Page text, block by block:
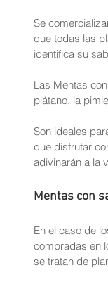
Se
que todas las
identifica su
Las Mentas
plátano, la
Son ideales
que disfrutar
adivinarán a la
Mentas con
En el caso de
compradas en
se tratan de